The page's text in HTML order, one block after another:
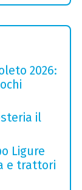
2026:
il
Ligure
e trattori